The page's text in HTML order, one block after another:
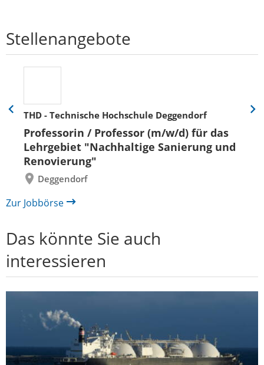
Stellenangebote
THD - Technische Hochschule Deggendorf
Professorin / Professor (m/w/d) für das
Lehrgebiet "Nachhaltige Sanierung und
Renovierung"
Deggendorf
Eine
zurück
Eine
Zur Jobbörse
Das könnte Sie auch
interessieren